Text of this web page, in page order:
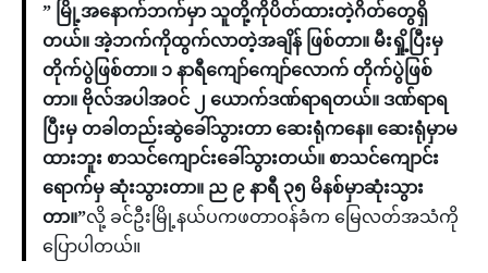
” မြို့အနောက်ဘက်မှာ သူတို့ကိုပိတ်ထားတဲ့ဂိတ်တွေရှိ
တယ်။ အဲ့ဘက်ကိုထွက်လာတဲ့အချိန် ဖြစ်တာ။ မီးရှို့ပြီးမှ
တိုက်ပွဲဖြစ်တာ။ ၁ နာရီကျော်ကျော်လောက် တိုက်ပွဲဖြစ်
တာ။ ဗိုလ်အပါအဝင် ၂ ယောက်ဒဏ်ရာရတယ်။ ဒဏ်ရာရ
ပြီးမှ တခါတည်းဆွဲခေါ်သွားတာ ဆေးရုံကနေ။ ဆေးရုံမှာမ
ထားဘူး စာသင်ကျောင်းခေါ်သွားတယ်။ စာသင်ကျောင်း
ရောက်မှ ဆုံးသွားတာ။ ည ၉ နာရီ ၃၅ မိနစ်မှာဆုံးသွား
တာ။”လို့ ခင်ဦးမြို့နယ်ပကဖတာဝန်ခံက မြေလတ်အသံကို
ပြောပါတယ်။